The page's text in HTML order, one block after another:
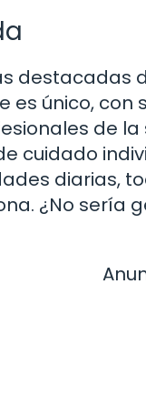
destacadas
es único,
de
cuidado
diarias,
¿No sería